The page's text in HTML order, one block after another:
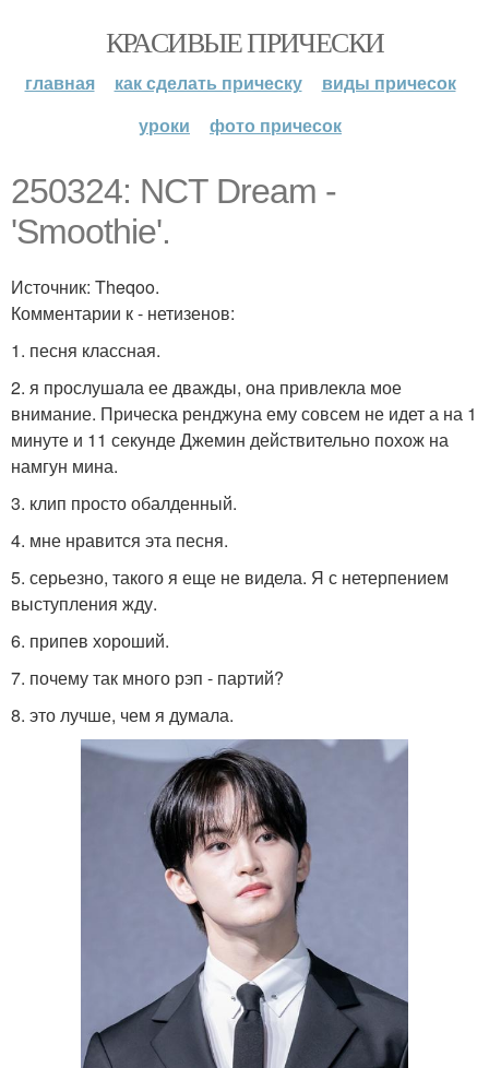
КРАСИВЫЕ ПРИЧЕСКИ
главная как сделать прическу
виды причесок
уроки
фото причесок
250324: NCT Dream -
'Smoothie'.
Источник: Theqoo.
Комментарии к - нетизенов:
1. песня классная.
2. я прослушала ее дважды, она привлекла мое
внимание. Прическа ренджуна ему совсем не идет а на 1
минуте и 11 секунде Джемин действительно похож на
намгун мина.
3. клип просто обалденный.
4. мне нравится эта песня.
5. серьезно, такого я еще не видела. Я с нетерпением
выступления жду.
6. припев хороший.
7. почему так много рэп - партий?
8. это лучше, чем я думала.